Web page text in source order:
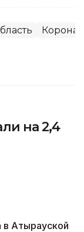
на 2,4
в Атырауской